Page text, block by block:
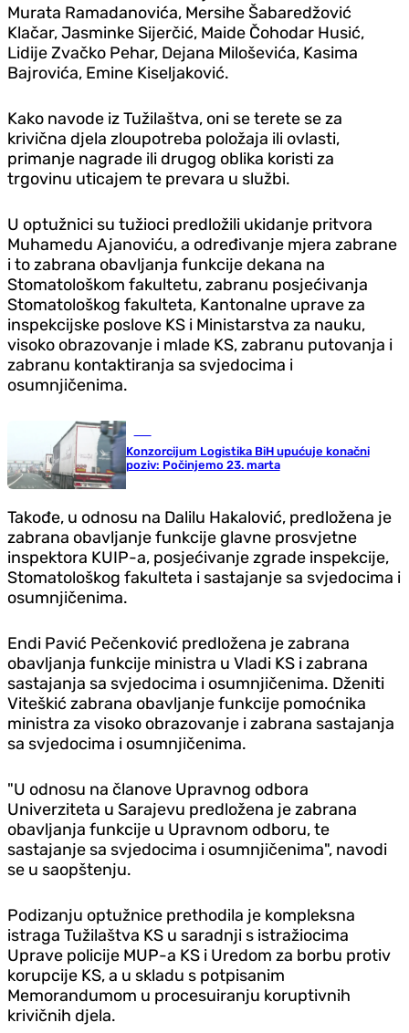
Murata Ramadanovića, Mersihe Šabaredžović
Klačar, Jasminke Sijerčić, Maide Čohodar Husić,
Lidije Zvačko Pehar, Dejana Miloševića, Kasima
Bajrovića, Emine Kiseljaković.
Kako navode iz Tužilaštva, oni se terete se za
krivična djela zloupotreba položaja ili ovlasti,
primanje nagrade ili drugog oblika koristi za
trgovinu uticajem te prevara u službi.
U optužnici su tužioci predložili ukidanje pritvora
Muhamedu Ajanoviću, a određivanje mjera zabrane
i to zabrana obavljanja funkcije dekana na
Stomatološkom fakultetu, zabranu posjećivanja
Stomatološkog fakulteta, Kantonalne uprave za
inspekcijske poslove KS i Ministarstva za nauku,
visoko obrazovanje i mlade KS, zabranu putovanja i
zabranu kontaktiranja sa svjedocima i
osumnjičenima.
Konzorcijum Logistika BiH upućuje konačni
poziv: Počinjemo 23. marta
Takođe, u odnosu na Dalilu Hakalović, predložena je
zabrana obavljanje funkcije glavne prosvjetne
inspektora KUIP-a, posjećivanje zgrade inspekcije,
Stomatološkog fakulteta i sastajanje sa svjedocima i
osumnjičenima.
Endi Pavić Pečenković predložena je zabrana
obavljanja funkcije ministra u Vladi KS i zabrana
sastajanja sa svjedocima i osumnjičenima. Dženiti
Viteškić zabrana obavljanje funkcije pomoćnika
ministra za visoko obrazovanje i zabrana sastajanja
sa svjedocima i osumnjičenima.
"U odnosu na članove Upravnog odbora
Univerziteta u Sarajevu predložena je zabrana
obavljanja funkcije u Upravnom odboru, te
sastajanje sa svjedocima i osumnjičenima", navodi
se u saopštenju.
Podizanju optužnice prethodila je kompleksna
istraga Tužilaštva KS u saradnji s istražiocima
Uprave policije MUP-a KS i Uredom za borbu protiv
korupcije KS, a u skladu s potpisanim
Memorandumom u procesuiranju koruptivnih
krivičnih djela.